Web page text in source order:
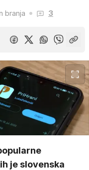
branja 3
je slovenska